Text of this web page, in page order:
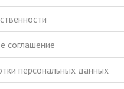
соглашение
персональных данных